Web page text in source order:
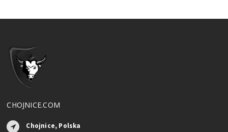
CHOJNICE.COM
Chojnice, Polska